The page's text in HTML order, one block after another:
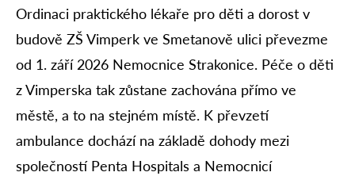
Ordinaci praktického lékaře pro děti a dorost v
budově ZŠ Vimperk ve Smetanově ulici převezme
od 1. září 2026 Nemocnice Strakonice. Péče o děti
z Vimperska tak zůstane zachována přímo ve
městě, a to na stejném místě. K převzetí
ambulance dochází na základě dohody mezi
společností Penta Hospitals a Nemocnicí